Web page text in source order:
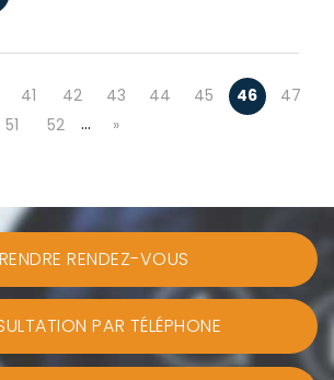
41 42 43 44 45 46
47
51 52 … »
RENDEZ-VOUS
PAR TÉLÉPHONE